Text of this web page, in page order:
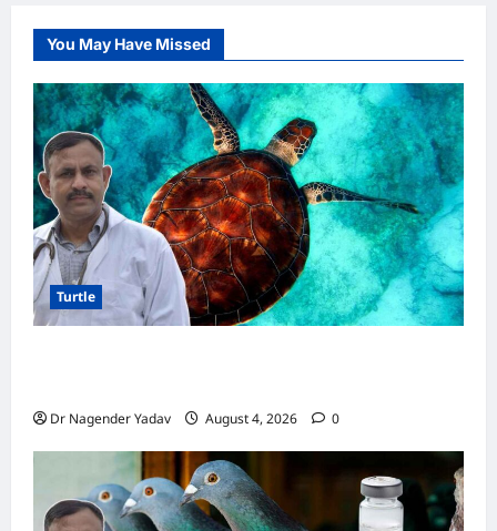
में
शामिल
करें
ये
सुपरहेल्दी
सब्जियाँ
You May Have Missed
Turtle
Dr Nagender Yadav August 4, 2026 0